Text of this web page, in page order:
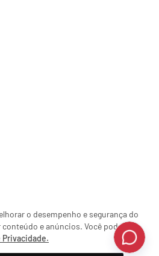
o desempenho e segurança do
e anúncios. Você pode
Privacidade.